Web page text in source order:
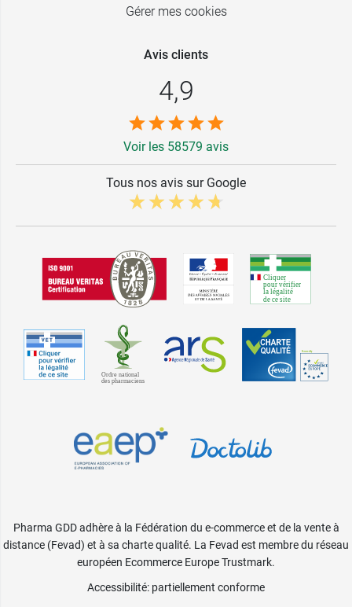
Gérer mes cookies
Avis clients
4,9
Voir les 58579 avis
Tous nos avis sur Google
Pharma GDD adhère à la Fédération du e-commerce et de la vente à
distance (Fevad) et à sa charte qualité. La Fevad est membre du réseau
européen Ecommerce Europe Trustmark.
Accessibilité: partiellement conforme